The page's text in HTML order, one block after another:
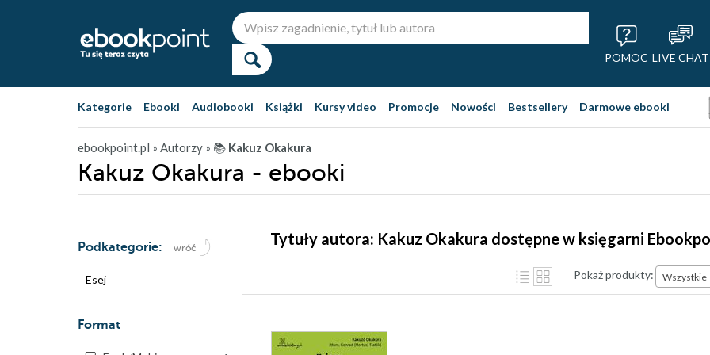
POMOC LIVE CHAT
Kategorie Ebooki Audiobooki Książki Kursy video Promocje Nowości Bestsellery Darmowe ebooki
ebookpoint.pl » Autorzy » 📚 Kakuz Okakura
Kakuz Okakura - ebooki
Podkategorie: wróć
Esej
Format
Tytuły autora: Kakuz Okakura dostępne w księgarni
Pokaż produkty: Wszystkie